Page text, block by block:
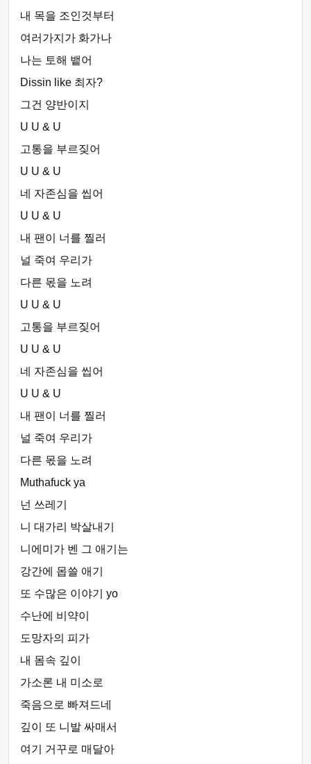
내 목을 조인것부터
여러가지가 화가나
나는 토해 뱉어
Dissin like 최자?
그건 양반이지
U U & U
고통을 부르짖어
U U & U
네 자존심을 씹어
U U & U
내 팬이 너를 찔러
널 죽여 우리가
다른 몫을 노려
U U & U
고통을 부르짖어
U U & U
네 자존심을 씹어
U U & U
내 팬이 너를 찔러
널 죽여 우리가
다른 몫을 노려
Muthafuck ya
넌 쓰레기
니 대가리 박살내기
니에미가 벤 그 애기는
강간에 몹쓸 애기
또 수많은 이야기 yo
수난에 비약이
도망자의 피가
내 몸속 깊이
가소론 내 미소로
죽음으로 빠져드네
깊이 또 니발 싸매서
여기 거꾸로 매달아